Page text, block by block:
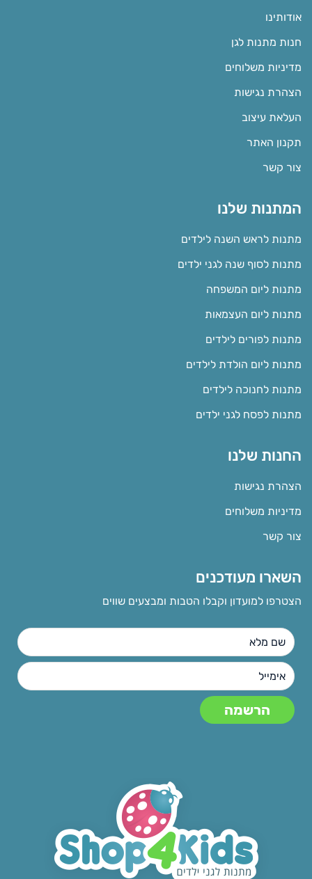
אודותינו
חנות מתנות לגן
מדיניות משלוחים
הצהרת נגישות
העלאת עיצוב
תקנון האתר
צור קשר
המתנות שלנו
מתנות לראש השנה לילדים
מתנות לסוף שנה לגני ילדים
מתנות ליום המשפחה
מתנות ליום העצמאות
מתנות לפורים לילדים
מתנות ליום הולדת לילדים
מתנות לחנוכה לילדים
מתנות לפסח לגני ילדים
החנות שלנו
הצהרת נגישות
מדיניות משלוחים
צור קשר
השארו מעודכנים
הצטרפו למועדון וקבלו הטבות ומבצעים שווים